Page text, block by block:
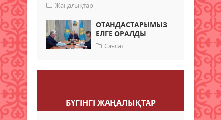
Жаңалықтар
ОТАНДАСТАРЫМЫЗ
ЕЛГЕ ОРАЛДЫ
Саясат
БҮГІНГI ЖАҢАЛЫҚТАР